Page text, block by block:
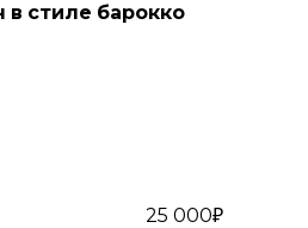
в стиле барокко
25 000₽